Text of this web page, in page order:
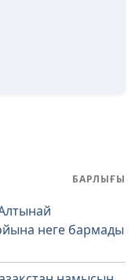
БАРЛЫҒЫ
неге бармады